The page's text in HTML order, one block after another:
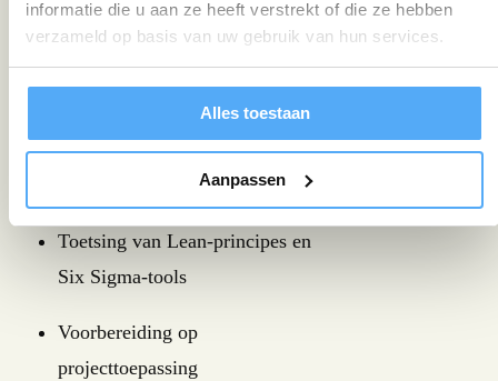
informatie die u aan ze heeft verstrekt of die ze hebben
verzameld op basis van uw gebruik van hun services.
Alles toestaan
Aanpassen
Six Sigma.
Onderwerpen die aan bod komen:
Praktijkcases en toepassingsvragen
Toetsing van Lean-principes en
Six Sigma-tools
Voorbereiding op
projecttoepassing